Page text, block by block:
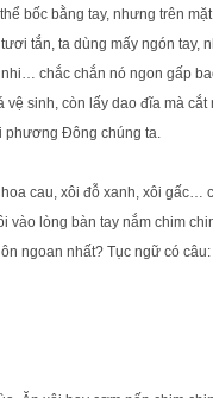
bốc bằng tay, nhưng trên
tắn, ta dùng mấy ngón tay,
chắc chắn nó ngon gấp
sinh, còn lấy dao đĩa mà cắt
phương Đông chúng ta.
cau, xôi đỗ xanh, xôi gấc…
vào lòng bàn tay nắm chim
ngoan nhất? Tục ngữ có câu: